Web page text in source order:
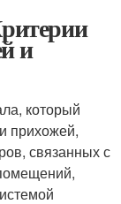
и
который
прихожей,
связанных с